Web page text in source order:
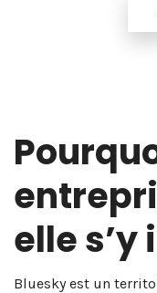
elle s’y
Bluesky est un